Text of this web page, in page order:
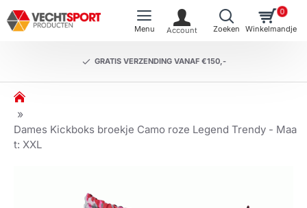
GRATIS VERZENDING VANAF €150,-
0
h
m
e
Dames Kickboks broekje Camo roze Legend Trendy - Maa
t: XXL